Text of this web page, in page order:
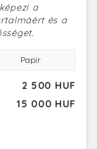
a
és a
Papír
2 500 HUF
15 000 HUF